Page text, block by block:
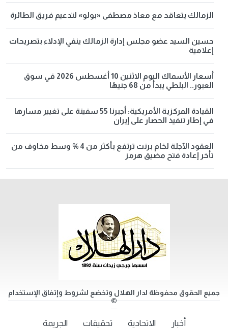
الزمالك يتعاقد مع معاذ مصطفى «بولو» لتدعيم فريق الطائرة
حسين السيد عضو مجلس إدارة الزمالك ينفي الإدلاء بتصريحات
إعلامية
أسعار الأسماك اليوم الاثنين 10 أغسطس 2026 في سوق
العبور.. البلطي يبدأ من 68 جنيهًا
القيادة المركزية الأمريكية: أجبرنا 55 سفينة على تغيير مسارها
في إطار تنفيذ الحصار على إيران
العقود الآجلة لخام برنت ترتفع بأكثر من 4 % وسط مخاوف من
تأخر إعادة فتح مضيق هرمز
جميع الحقوق محفوظة لدار الهلال وتخضع لشروط وإتفاق الإستخدام
©
أخبار الاتحادية تحقيقات الجريمة